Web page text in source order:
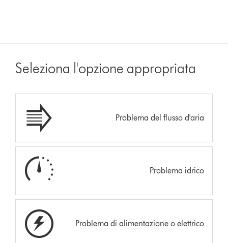
Seleziona l'opzione appropriata
Problema del flusso d'aria
Problema idrico
Problema di alimentazione o elettrico